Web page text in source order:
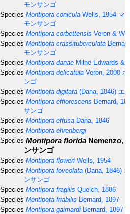
モンサンゴ
Species Montipora conicula Wells, 1954 マ
モンサンゴ
Species Montipora corbettensis Veron &
Species Montipora crassituberculata
モンサンゴ
Species Montipora danae Milne Edwards &
Species Montipora delicatula Veron, 2000
ンゴ
Species Montipora digitata (Dana, 1846) エ
Species Montipora efflorescens Bernard,
サンゴ
Species Montipora effusa Dana, 1846
Species Montipora ehrenbergi
Species Montipora florida Nemenzo,
ンサンゴ
Species Montipora floweri Wells, 1954
Species Montipora foveolata (Dana, 1846)
ンサンゴ
Species Montipora fragilis Quelch, 1886
Species Montipora friabilis Bernard, 1897
Species Montipora gaimardi Bernard, 1897